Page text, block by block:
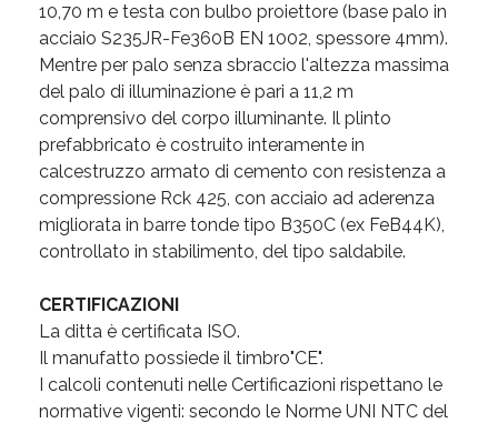
10,70 m e testa con bulbo proiettore (base palo in
acciaio S235JR-Fe360B EN 1002, spessore 4mm).
Mentre per palo senza sbraccio l'altezza massima
del palo di illuminazione è pari a 11,2 m
comprensivo del corpo illuminante. Il plinto
prefabbricato è costruito interamente in
calcestruzzo armato di cemento con resistenza a
compressione Rck 425, con acciaio ad aderenza
migliorata in barre tonde tipo B350C (ex FeB44K),
controllato in stabilimento, del tipo saldabile.
CERTIFICAZIONI
La ditta è certificata ISO.
Il manufatto possiede il timbro"CE".
I calcoli contenuti nelle Certificazioni rispettano le
normative vigenti: secondo le Norme UNI NTC del